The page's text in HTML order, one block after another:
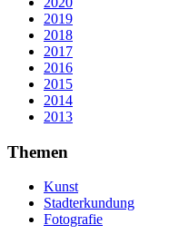
2019
2018
2017
2016
2015
2014
2013
Themen
Kunst
Stadterkundung
Fotografie